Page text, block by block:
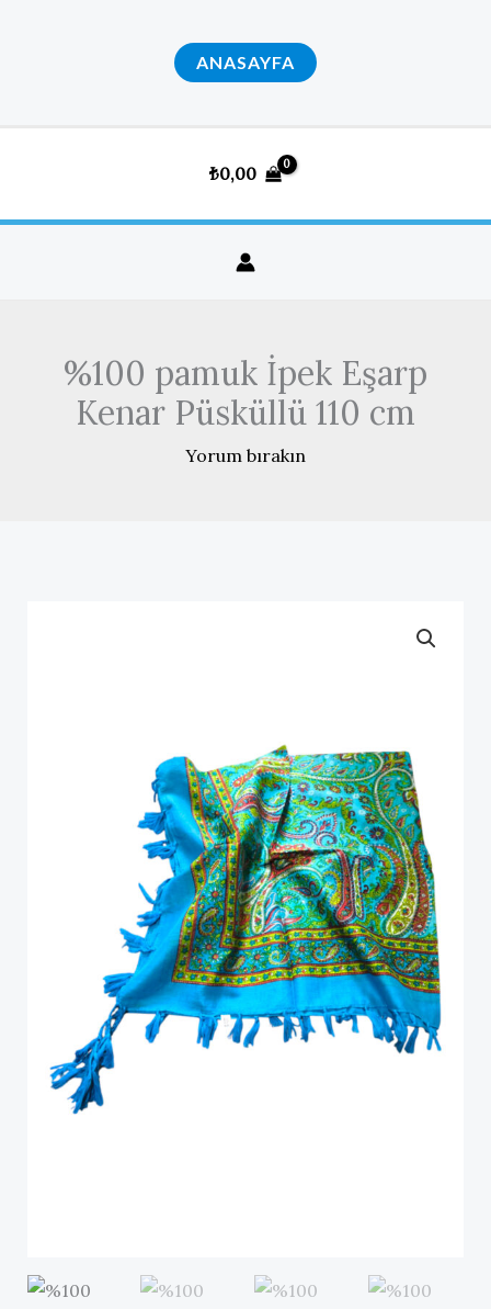
ANASAYFA
₺0,00
%100 pamuk İpek Eşarp
Kenar Püsküllü 110 cm
Yorum bırakın